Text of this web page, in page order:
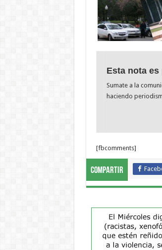
Esta nota
Sumate a la
haciendo
[fbcomments]
Compartir